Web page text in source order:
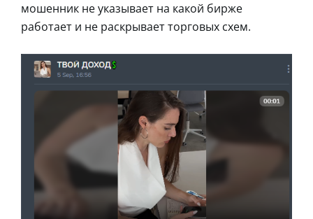
мошенник не указывает на какой бирже
работает и не раскрывает торговых схем.